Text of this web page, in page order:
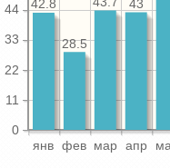
янв фев мар апр
0
11
22
33
44 43
28.5
42.8